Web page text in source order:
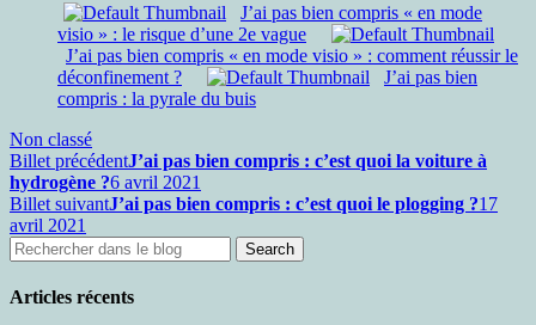
J’ai pas bien compris « en mode
visio » : le risque d’une 2e vague
J’ai pas bien compris « en mode visio » : comment réussir le
déconfinement ?
J’ai pas bien
compris : la pyrale du buis
Non classé
Billet précédentJ’ai pas bien compris : c’est quoi la voiture à
hydrogène ?6 avril 2021
Billet suivantJ’ai pas bien compris : c’est quoi le plogging ?17
avril 2021
Articles récents